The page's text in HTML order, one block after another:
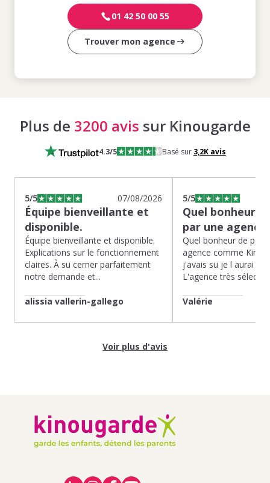
01 42 50 00 55
Trouver mon agence
Plus de 3200 avis sur Kinougarde
4.3/5 Basé sur 3,2Kavis
5/5 07/08/2026
Équipe bienveillante et
disponible.
Équipe bienveillante et disponible.
Explications sur le fonctionnement
claires. À su cerner parfaitement
notre demande et...
alissia vallerin-gallego
5/5
Quel bonheur
par une
Quel bonheur de
agence comme
j'avais su je l aurai
L'agence très
Valérie
Voir plus d'avis